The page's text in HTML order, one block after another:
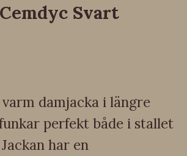
Svart
damjacka i längre
perfekt både i stallet
har en